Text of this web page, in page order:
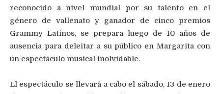
reconocido a nivel mundial por su talento en el
género de vallenato y ganador de cinco premios
Grammy Latinos, se prepara luego de 10 años de
ausencia para deleitar a su público en Margarita con
un espectáculo musical inolvidable.
El espectáculo se llevará a cabo el sábado, 13 de enero